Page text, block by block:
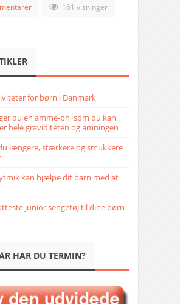
161 visninger
for børn i Danmark
du en amme-bh, som du kan
hele graviditeten og amningen
længere, stærkere og smukkere
kan hjælpe dit barn med at
junior sengetøj til dine børn
HAR DU TERMIN?